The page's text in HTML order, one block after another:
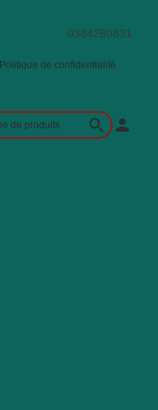
0384280831
Politique de confidentialité